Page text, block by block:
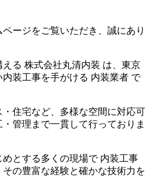
ージをご覧いただき、誠にあり
る 株式会社丸清内装 は、東京
装工事を手がける 内装業者 で
住宅など、多様な空間に対応可
管理まで一貫して行っておりま
とする多くの現場で 内装工事
の豊富な経験と確かな技術力を